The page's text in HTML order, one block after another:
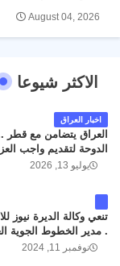
August 04, 2026
الاكثر شيوعا
اخبار العراق
العراق يتضامن مع قطر
الدوحة لتقديم واجب
يوليو 13, 2026
تنعي وكالة الديرة نيوز
. مدير الخطوط الجوية
داخل مطار البصرة
نوفمبر 11, 2024